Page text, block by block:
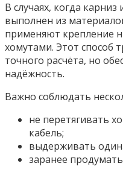
В случаях, когда
выполнен из
применяют крепление
хомутами. Этот способ
точного расчёта, но
надёжность.
Важно соблюдать
не перетягивать
кабель;
выдерживать
заранее